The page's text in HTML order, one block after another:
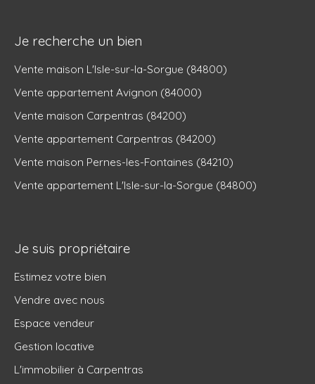
Je recherche un bien
Vente maison L'Isle-sur-la-Sorgue (84800)
Vente appartement Avignon (84000)
Vente maison Carpentras (84200)
Vente appartement Carpentras (84200)
Vente maison Pernes-les-Fontaines (84210)
Vente appartement L'Isle-sur-la-Sorgue (84800)
Je suis propriétaire
Estimez votre bien
Vendre avec nous
Espace vendeur
Gestion locative
L'immobilier à Carpentras